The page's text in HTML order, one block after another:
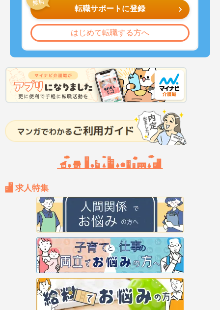
転職サポートに登録
はじめて転職する方へ
求人特集